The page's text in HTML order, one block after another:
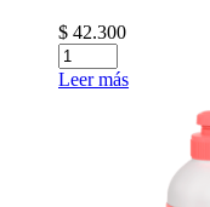
$ 42.300
Leer más